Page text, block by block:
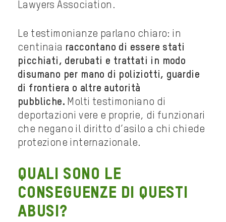
Lawyers Association.
Le testimonianze parlano chiaro: in
centinaia raccontano di essere stati
picchiati, derubati e trattati in modo
disumano per mano di poliziotti, guardie
di frontiera o altre autorità
pubbliche. Molti testimoniano di
deportazioni vere e proprie, di funzionari
che negano il diritto d’asilo a chi chiede
protezione internazionale.
Quali sono le
conseguenze di questi
abusi?